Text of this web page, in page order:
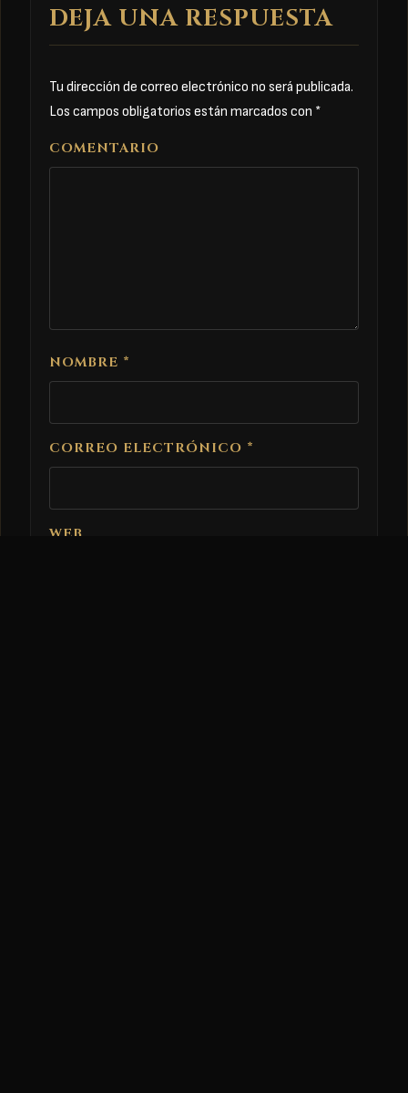
DEJA UNA RESPUESTA
Tu dirección de correo electrónico no será publicada.
Los campos obligatorios están marcados con *
COMENTARIO
NOMBRE *
CORREO ELECTRÓNICO *
WEB